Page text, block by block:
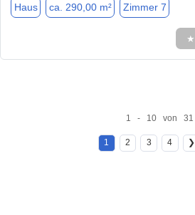
Haus ca. 290,00 m² Zimmer 7
★
1 - 10 von 31
1 2 3 4 ❯